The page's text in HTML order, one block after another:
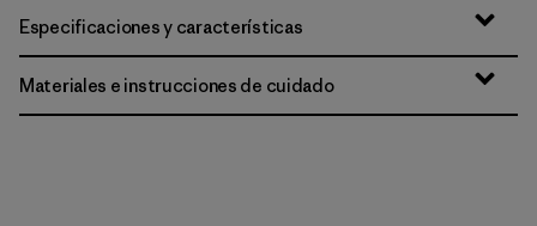
Especificaciones y características
Materiales e instrucciones de cuidado